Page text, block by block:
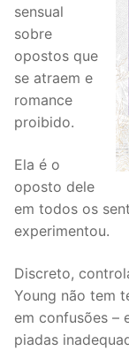
sensual
sobre
opostos que
se atraem e
romance
proibido.
Ela é o
oposto dele
em todos os
experimentou.
Discreto,
Young não tem
em confusões –
piadas